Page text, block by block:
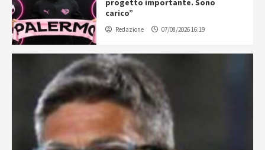
progetto importante. Sono
carico”
Redazione 07/08/2026 16:19